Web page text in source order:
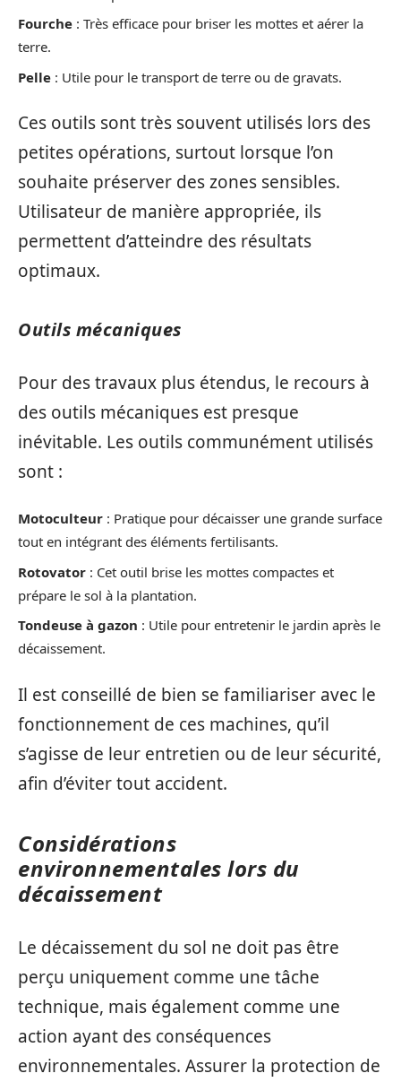
Fourche : Très efficace pour briser les mottes et aérer la
terre.
Pelle : Utile pour le transport de terre ou de gravats.
Ces outils sont très souvent utilisés lors des
petites opérations, surtout lorsque l’on
souhaite préserver des zones sensibles.
Utilisateur de manière appropriée, ils
permettent d’atteindre des résultats
optimaux.
Outils mécaniques
Pour des travaux plus étendus, le recours à
des outils mécaniques est presque
inévitable. Les outils communément utilisés
sont :
Motoculteur : Pratique pour décaisser une grande surface
tout en intégrant des éléments fertilisants.
Rotovator : Cet outil brise les mottes compactes et
prépare le sol à la plantation.
Tondeuse à gazon : Utile pour entretenir le jardin après le
décaissement.
Il est conseillé de bien se familiariser avec le
fonctionnement de ces machines, qu’il
s’agisse de leur entretien ou de leur sécurité,
afin d’éviter tout accident.
Considérations
environnementales lors du
décaissement
Le décaissement du sol ne doit pas être
perçu uniquement comme une tâche
technique, mais également comme une
action ayant des conséquences
environnementales. Assurer la protection de